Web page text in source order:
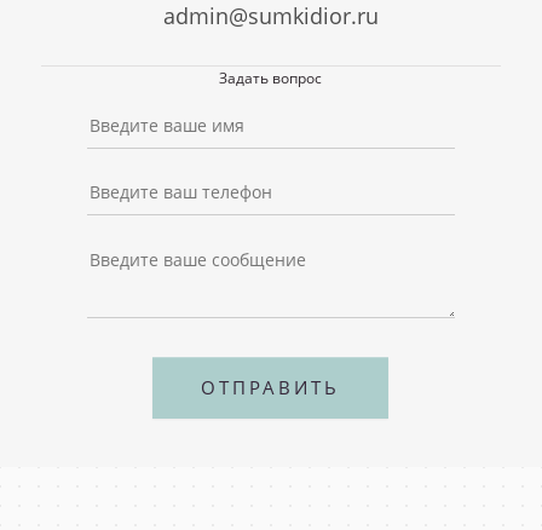
admin@sumkidior.ru
Задать вопрос
ОТПРАВИТЬ